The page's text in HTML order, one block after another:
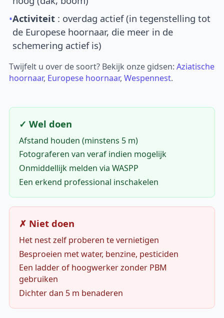
•Activiteit : overdag actief (in tegenstelling tot
de Europese hoornaar, die meer in de
schemering actief is)
Twijfelt u over de soort? Bekijk onze gidsen:Aziatische
hoornaar, Europese hoornaar,Wespennest.
✓ Wel doen
Afstand houden (minstens 5 m)
Fotograferen van veraf indien mogelijk
Onmiddellijk melden via WASPP
Een erkend professional inschakelen
✗ Niet doen
Het nest zelf proberen te vernietigen
Besproeien met water, benzine, pesticiden
Een ladder of hoogwerker zonder PBM
gebruiken
Dichter dan 5 m benaderen